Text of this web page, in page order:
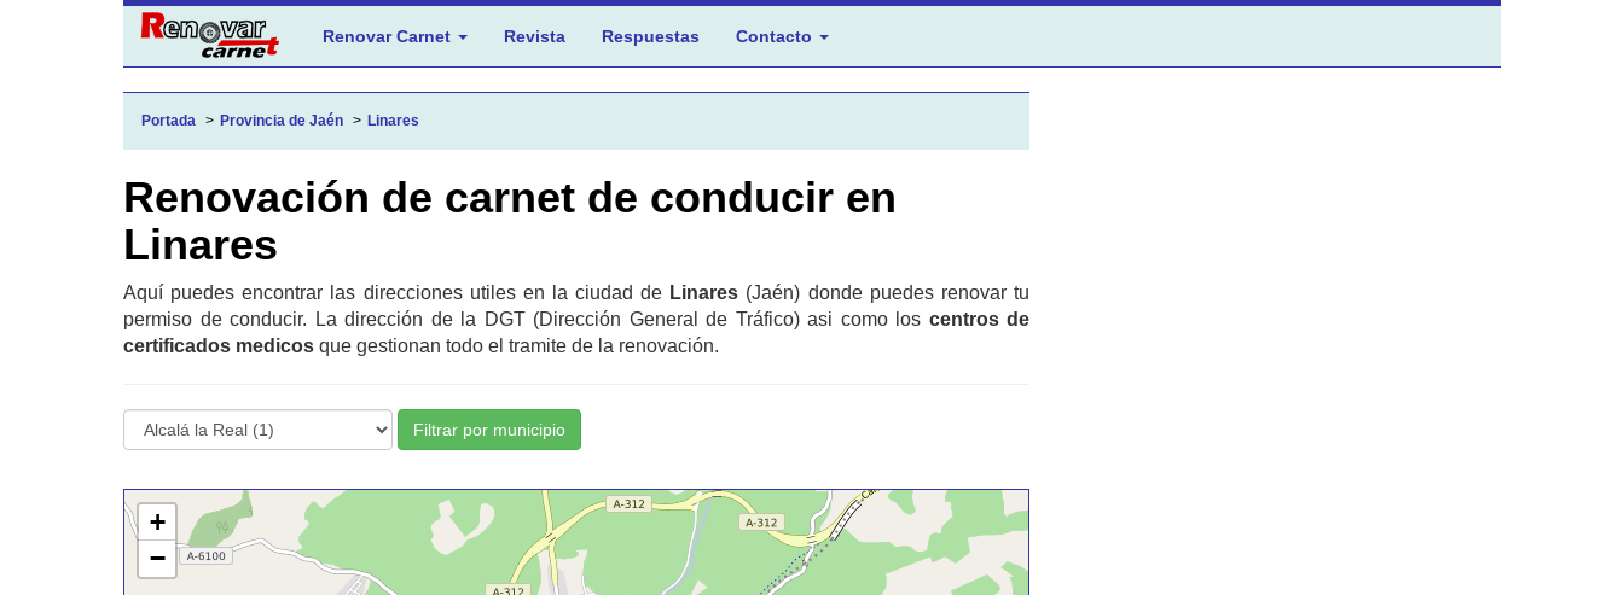
Renovar Carnet Revista Respuestas Contacto
Portada Provincia de Jaén Linares
Renovación de carnet de conducir en
Linares
Aquí puedes encontrar las direcciones utiles en la ciudad de Linares (Jaén) donde puedes renovar tu
permiso de conducir. La dirección de la DGT (Dirección General de Tráfico) asi como los centros de
certificados medicos que gestionan todo el tramite de la renovación.
Filtrar por municipio
+
−